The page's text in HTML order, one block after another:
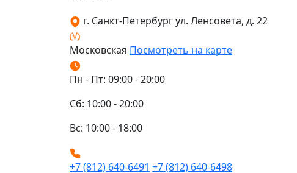
г. Санкт-Петербург ул. Ленсовета, д. 22
Московская Посмотреть на карте
Пн - Пт: 09:00 - 20:00
Сб: 10:00 - 20:00
Вс: 10:00 - 18:00
+7 (812) 640-6491 +7 (812) 640-6498